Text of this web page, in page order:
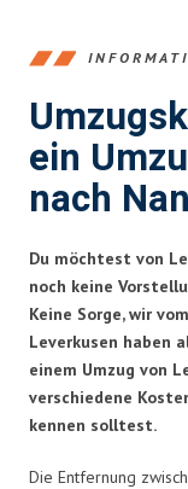
ein
nach
Du möchtest von
noch keine
Keine Sorge, wir
Leverkusen haben
einem Umzug von
verschiedene
kennen solltest.
Die Entfernung